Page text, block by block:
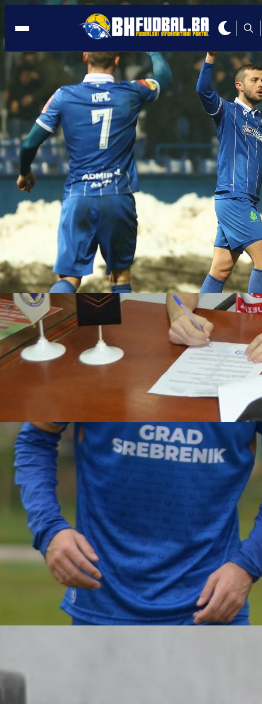
NIŽE LIGE
12:41, 24.05.2025
Zvijezda najavila vanredno obraćanje:
Sve će biti rečeno o ispadanju i bojkotu
navijača
Autor:
Redakcija
12:41, 24.05.2025
ZVIJEZDA GRADAČAC
Iz NK Zvijezda Gradačac danas su se oglasili
Uoči posljednjeg kola Prve lige Federacije BiH, gdje